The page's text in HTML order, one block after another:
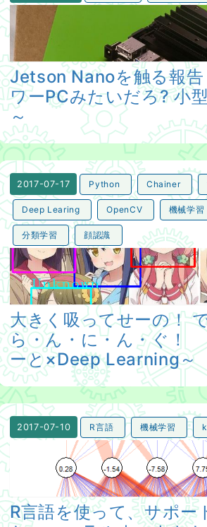
Jetson Nanoを触る報告 ～立派なタ
Jetson Nanoを触る報告
ワーPCみたいだろ? 小
～
2017-07-17 Python Chainer
Deep Learing OpenCV 機械学習
分類学習 顔認識
大きく吸ってせーの！ で・ぃ・ぷ
大きく吸ってせーの！
ら・ん・に・ん・ぐ！
ーと×Deep Learning～
2017-07-10 R言語 機械学習
R言語を使って、サポートベクター
R言語を使って、サポー